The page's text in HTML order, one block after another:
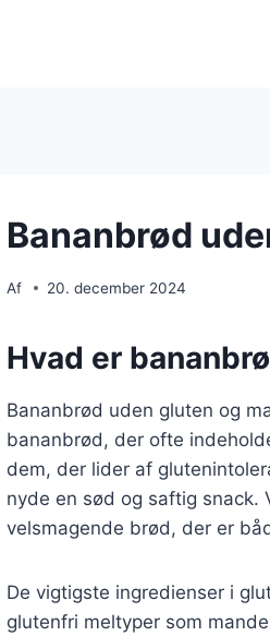
Bananbrød
Af 20. december 2024
Hvad er
Bananbrød uden gluten og
bananbrød, der ofte
dem, der lider af
nyde en sød og saftig snack.
velsmagende brød, der er
De vigtigste ingredienser i
glutenfri meltyper som